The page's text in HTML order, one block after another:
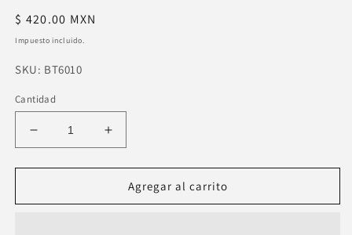
Precio
habitual
$ 420.00 MXN
Impuesto incluido.
SKU:
SKU: BT6010
Cantidad
Reducir
cantidad
para
dijes
Aumentar
cantidad
para
Choker
dijes
Agregar al carrito